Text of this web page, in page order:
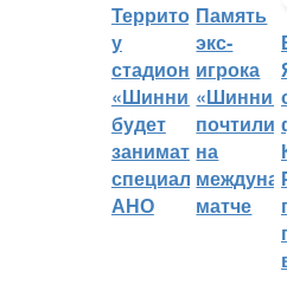
Территорией
у
стадиона
«Шинник»
будет
заниматься
специальное
АНО
Память
экс-
игрока
почтили
на
матче